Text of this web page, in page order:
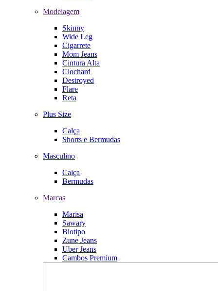
Modelagem
Skinny
Wide Leg
Cigarrete
Mom Jeans
Cintura Alta
Clochard
Destroyed
Flare
Reta
Plus Size
Calça
Shorts e Bermudas
Masculino
Calça
Bermudas
Marcas
Marisa
Sawary
Biotipo
Zune Jeans
Uber Jeans
Cambos Premium